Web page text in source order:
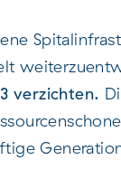
verzichten.